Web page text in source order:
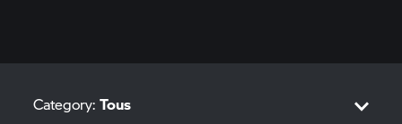
Category:Tous